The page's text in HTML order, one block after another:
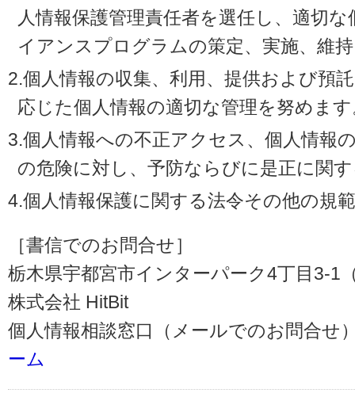
人情報保護管理責任者を選任し、適切
イアンスプログラムの策定、実施、維
2.個人情報の収集、利用、提供および預
応じた個人情報の適切な管理を努めま
3.個人情報への不正アクセス、個人情報
の危険に対し、予防ならびに是正に関
4.個人情報保護に関する法令その他の規
［書信でのお問合せ］
栃木県宇都宮市インターパーク4丁目3-1
株式会社 HitBit
個人情報相談窓口（メールでのお問合せ
ーム